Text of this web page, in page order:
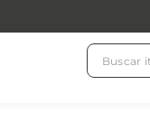
Buscar